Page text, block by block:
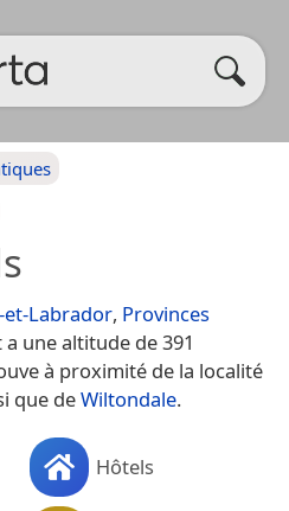
et-Labrador, Provinces
une altitude de 391
à proximité de la localité
que deWiltondale.
Hôtels